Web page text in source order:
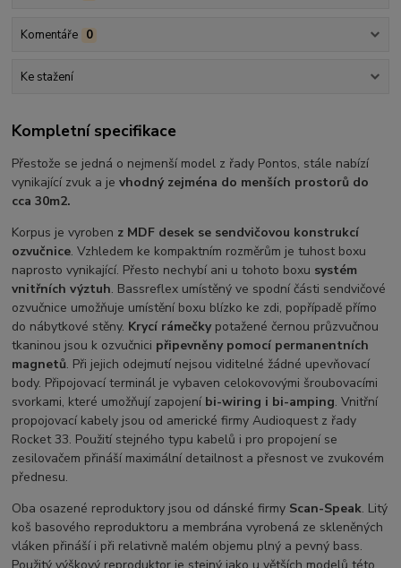
Komentáře 0
Ke stažení
Kompletní specifikace
Přestože se jedná o nejmenší model z řady Pontos, stále nabízí
vynikající zvuk a jevhodný zejména do menších prostorů do
cca 30m2.
Korpus je vyroben z MDF desek se sendvičovou konstrukcí
ozvučnice. Vzhledem ke kompaktním rozměrům je tuhost boxu
naprosto vynikající. Přesto nechybí ani u tohoto boxu systém
vnitřních výztuh. Bassreflex umístěný ve spodní části sendvičové
ozvučnice umožňuje umístění boxu blízko ke zdi, popřípadě přímo
do nábytkové stěny. Krycí rámečkypotažené černou průzvučnou
tkaninou jsou k ozvučnici připevněny pomocí permanentních
magnetů. Při jejich odejmutí nejsou viditelné žádné upevňovací
body. Připojovací terminál je vybaven celokovovými šroubovacími
svorkami, které umožňují zapojení bi-wiring i bi-amping. Vnitřní
propojovací kabely jsou od americké firmy Audioquest z řady
Rocket 33. Použití stejného typu kabelů i pro propojení se
zesilovačem přináší maximální detailnost a přesnost ve zvukovém
přednesu.
Oba osazené reproduktory jsou od dánské firmy Scan-Speak. Litý
koš basového reproduktoru a membrána vyrobená ze skleněných
vláken přináší i při relativně malém objemu plný a pevný bass.
Použitý výškový reproduktor je stejný jako u větších modelů této